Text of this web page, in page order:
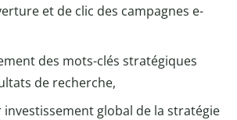
et de clic des campagnes e-
des mots-clés stratégiques
de recherche,
global de la stratégie